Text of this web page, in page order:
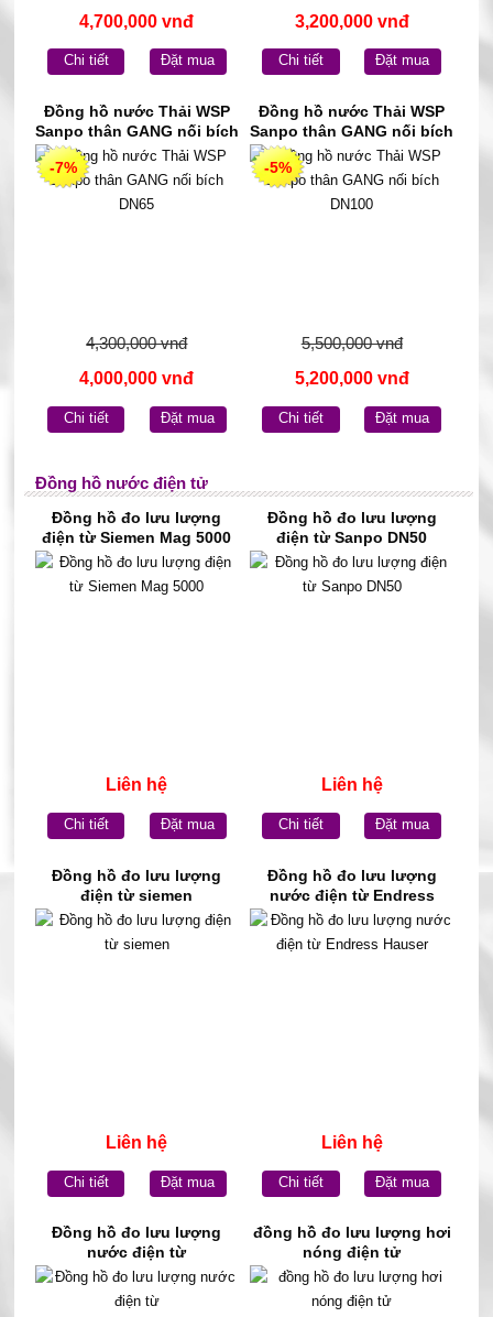
4,700,000 vnđ
Chi tiết Đặt mua
3,200,000 vnđ
Chi tiết Đặt mua
Đồng hồ nước Thải WSP
Sanpo thân GANG nối bích
DN65
-7%
4,300,000 vnđ
4,000,000 vnđ
Chi tiết Đặt mua
Đồng hồ nước Thải WSP
Sanpo thân GANG nối bích
DN100
-5%
5,500,000 vnđ
5,200,000 vnđ
Chi tiết Đặt mua
Đồng hồ nước điện tử
Đồng hồ đo lưu lượng
điện từ Siemen Mag 5000
Liên hệ
Chi tiết Đặt mua
Đồng hồ đo lưu lượng
điện từ Sanpo DN50
Liên hệ
Chi tiết Đặt mua
Đồng hồ đo lưu lượng
điện từ siemen
Liên hệ
Chi tiết Đặt mua
Đồng hồ đo lưu lượng
nước điện từ Endress
Hauser
Liên hệ
Chi tiết Đặt mua
Đồng hồ đo lưu lượng
nước điện từ
đồng hồ đo lưu lượng hơi
nóng điện tử